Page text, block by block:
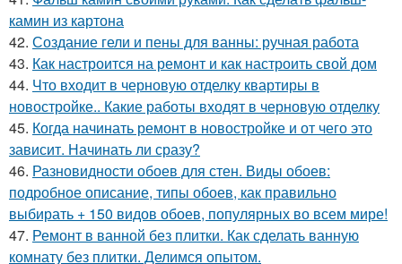
камин из картона
42. Создание гели и пены для ванны: ручная работа
43. Как настроится на ремонт и как настроить свой дом
44. Что входит в черновую отделку квартиры в
новостройке.. Какие работы входят в черновую отделку
45. Когда начинать ремонт в новостройке и от чего это
зависит. Начинать ли сразу?
46. Разновидности обоев для стен. Виды обоев:
подробное описание, типы обоев, как правильно
выбирать + 150 видов обоев, популярных во всем мире!
47. Ремонт в ванной без плитки. Как сделать ванную
комнату без плитки. Делимся опытом.